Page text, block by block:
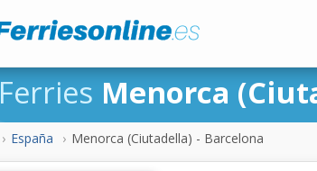
Ferries Menorca
España Menorca (Ciutadella) - Barcelona